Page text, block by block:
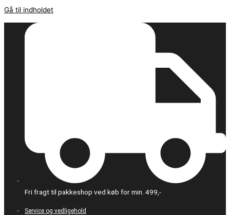
Gå til indholdet
Fri fragt til pakkeshop ved køb for min. 499,-
Service og vedligehold